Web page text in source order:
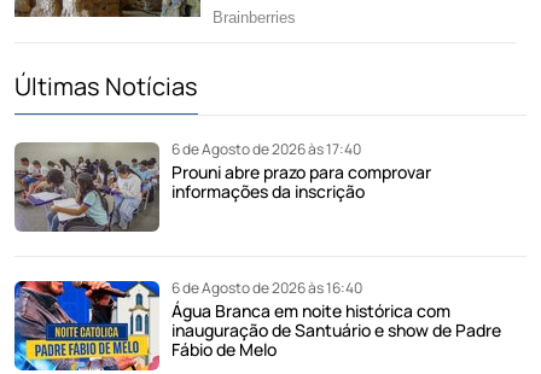
Últimas Notícias
6 de Agosto de 2026 às 17:40
Prouni abre prazo para comprovar
informações da inscrição
6 de Agosto de 2026 às 16:40
Água Branca em noite histórica com
inauguração de Santuário e show de Padre
Fábio de Melo